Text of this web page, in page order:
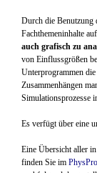
Durch die Benutzung
Fachthemeninhalte
auch grafisch zu
von Einflussgrößen
Unterprogrammen
Zusammenhängen
Simulationsprozesse
Es verfügt über eine
Eine Übersicht aller in
finden Sie im